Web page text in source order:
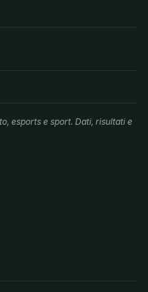
esports e sport. Dati, risultati e